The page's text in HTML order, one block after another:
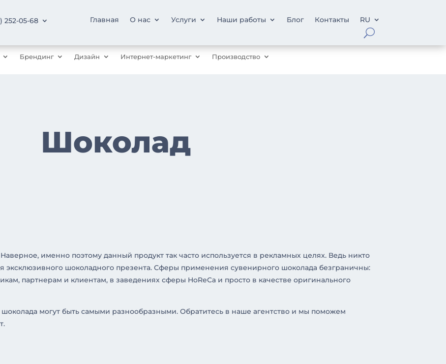
252-05-68 Главная О нас Услуги Наши работы Блог Контакты RU
Брендинг Дизайн Интернет-маркетинг Производство
Шоколад
именно поэтому данный продукт так часто используется в рекламных целях. Ведь никто
эксклюзивного шоколадного презента. Сферы применения сувенирного шоколада безграничны:
партнерам и клиентам, в заведениях сферы HoReCa и просто в качестве оригинального
могут быть самыми разнообразными. Обратитесь в наше агентство и мы поможем